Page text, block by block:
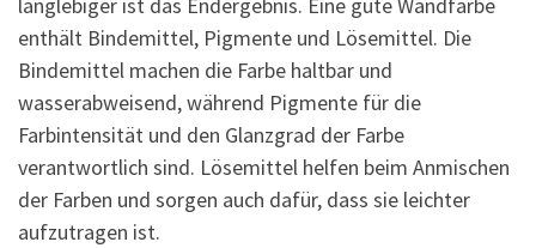
langlebiger ist das Endergebnis. Eine gute Wandfarbe
enthält Bindemittel, Pigmente und Lösemittel. Die
Bindemittel machen die Farbe haltbar und
wasserabweisend, während Pigmente für die
Farbintensität und den Glanzgrad der Farbe
verantwortlich sind. Lösemittel helfen beim Anmischen
der Farben und sorgen auch dafür, dass sie leichter
aufzutragen ist.